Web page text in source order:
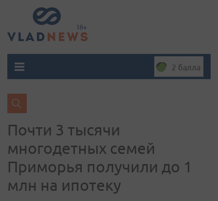
2 балла
Почти 3 тысячи
многодетных семей
Приморья получили до 1
млн на ипотеку